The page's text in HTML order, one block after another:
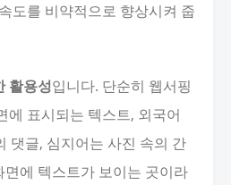
도를 비약적으로 향상시켜 줍
활용성입니다. 단순히 웹서핑
에 표시되는 텍스트, 외국어
댓글, 심지어는 사진 속의 간
에 텍스트가 보이는 곳이라